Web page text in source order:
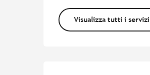
Visualizza tutti i servizi